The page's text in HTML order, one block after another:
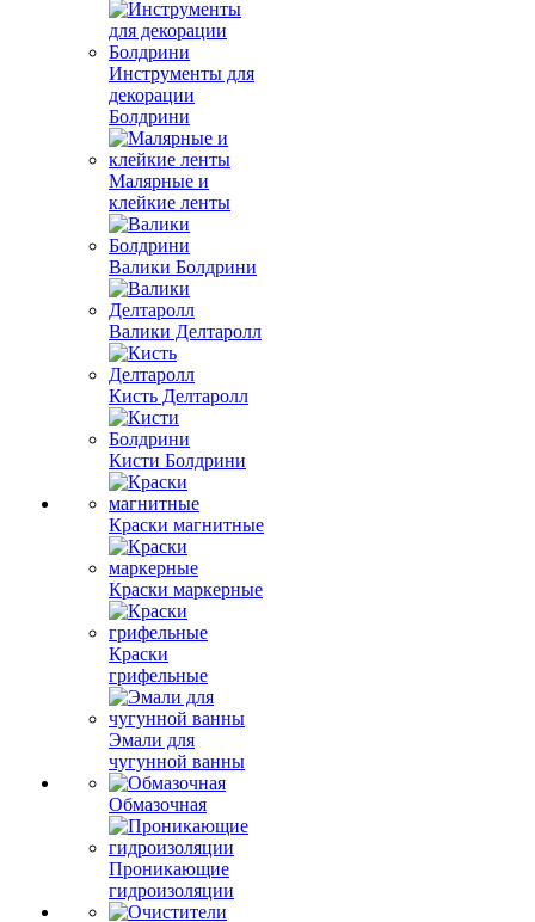
Инструменты для
декорации
Болдрини
Малярные и
клейкие ленты
Валики Болдрини
Валики Делтаролл
Кисть Делтаролл
Кисти Болдрини
Краски магнитные
Краски маркерные
Краски
грифельные
Эмали для
чугунной ванны
Обмазочная
Проникающие
гидроизоляции